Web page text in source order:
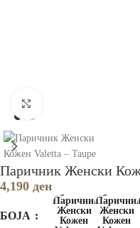
Паричник Женски
4,190 ден
БОЈА